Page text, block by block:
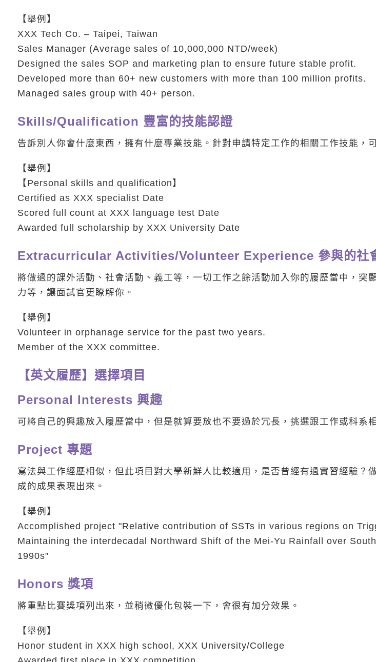
【舉例】
XXX Tech Co. – Taipei, Taiwan
Sales Manager (Average sales of 10,000,000 NTD/week)
Designed the sales SOP and marketing plan to ensure future stable profit.
Developed more than 60+ new customers with more than 100 million profits.
Managed sales group with 40+ person.
Skills/Qualification 豐富的技能認證
告訴別人你會什麼東西，擁有什麼專業技能。針對申請特定工作的相關工作技能，
【舉例】
【Personal skills and qualification】
Certified as XXX specialist Date
Scored full count at XXX language test Date
Awarded full scholarship by XXX University Date
Extracurricular Activities/Volunteer Experience 參與的社
將做過的課外活動、社會活動、義工等，一切工作之餘活動加入你的履歷當中，突
力等，讓面試官更瞭解你。
【舉例】
Volunteer in orphanage service for the past two years.
Member of the XXX committee.
【英文履歷】選擇項目
Personal Interests 興趣
可將自己的興趣放入履歷當中，但是就算要放也不要過於冗長，挑選跟工作或科系
Project 專題
寫法與工作經歷相似，但此項目對大學新鮮人比較適用，是否曾經有過實習經驗？
成的成果表現出來。
【舉例】
Accomplished project "Relative contribution of SSTs in various regions on
Maintaining the interdecadal Northward Shift of the Mei-Yu Rainfall over
1990s"
Honors 獎項
將重點比賽獎項列出來，並稍微優化包裝一下，會很有加分效果。
【舉例】
Honor student in XXX high school, XXX University/College